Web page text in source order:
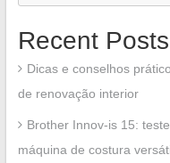
Recent Posts
Dicas e conselhos
de renovação interior
Brother Innov-is 15:
máquina de costura